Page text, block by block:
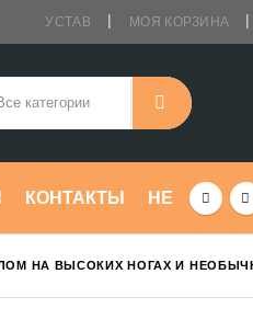
УСТАВ МОЯ КОРЗИНА
КОНТАКТЫ HE
НА ВЫСОКИХ НОГАХ И